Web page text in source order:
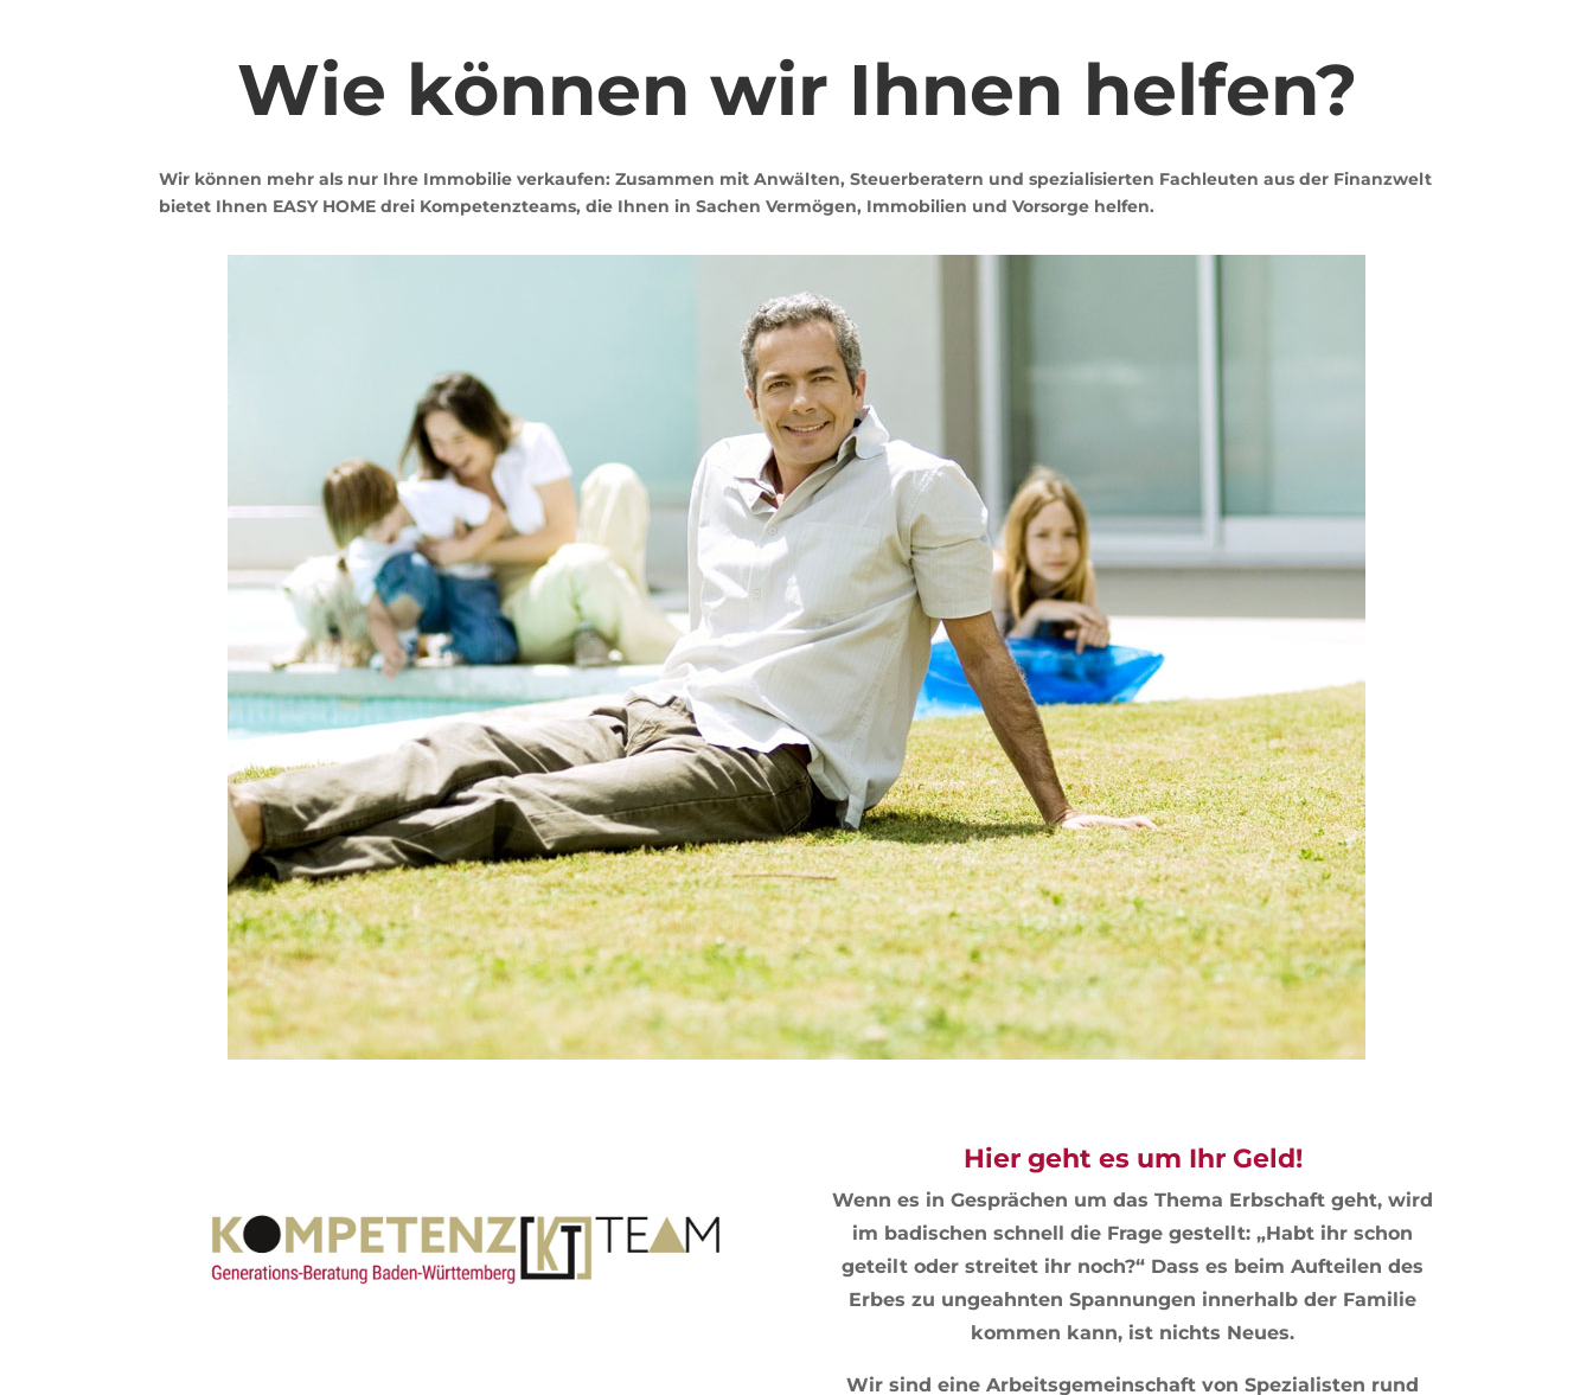
Wie können wir Ihnen helfen?
Wir können mehr als nur Ihre Immobilie verkaufen: Zusammen mit Anwälten, Steuerberatern und spezialisierten Fachleuten aus der Finanzwelt
bietet Ihnen EASY HOME drei Kompetenzteams, die Ihnen in Sachen Vermögen, Immobilien und Vorsorge helfen.
Hier geht es um Ihr Geld!
Wenn es in Gesprächen um das Thema Erbschaft geht, wird
im badischen schnell die Frage gestellt: „Habt ihr schon
geteilt oder streitet ihr noch?“ Dass es beim Aufteilen des
Erbes zu ungeahnten Spannungen innerhalb der Familie
kommen kann, ist nichts Neues.
Wir sind eine Arbeitsgemeinschaft von Spezialisten rund